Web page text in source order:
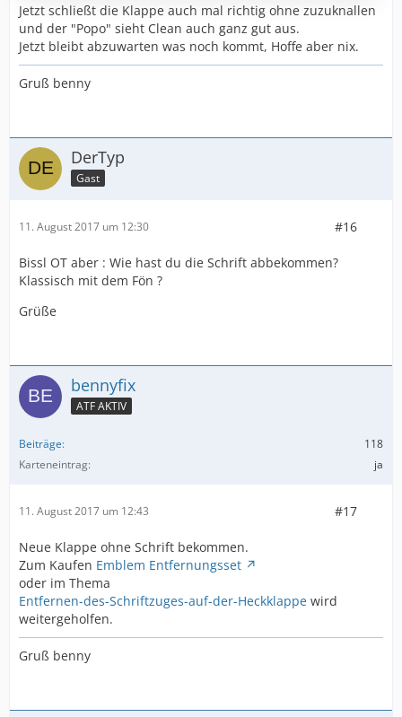
Jetzt schließt die Klappe auch mal richtig ohne zuzuknallen
und der "Popo" sieht Clean auch ganz gut aus.
Jetzt bleibt abzuwarten was noch kommt, Hoffe aber nix.
Gruß benny
DerTyp
Gast
11. August 2017 um 12:30 #16
Bissl OT aber : Wie hast du die Schrift abbekommen?
Klassisch mit dem Fön ?
Grüße
bennyfix
ATF AKTIV
Beiträge
118
Karteneintrag
ja
11. August 2017 um 12:43 #17
Neue Klappe ohne Schrift bekommen.
Zum Kaufen Emblem Entfernungsset
oder im Thema
Entfernen-des-Schriftzuges-auf-der-Heckklappe wird
weitergeholfen.
Gruß benny